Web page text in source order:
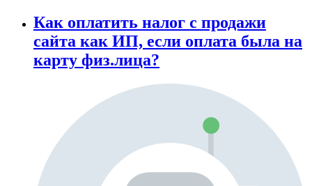
Как оплатить налог с продажи
сайта как ИП, если оплата была на
карту физ.лица?